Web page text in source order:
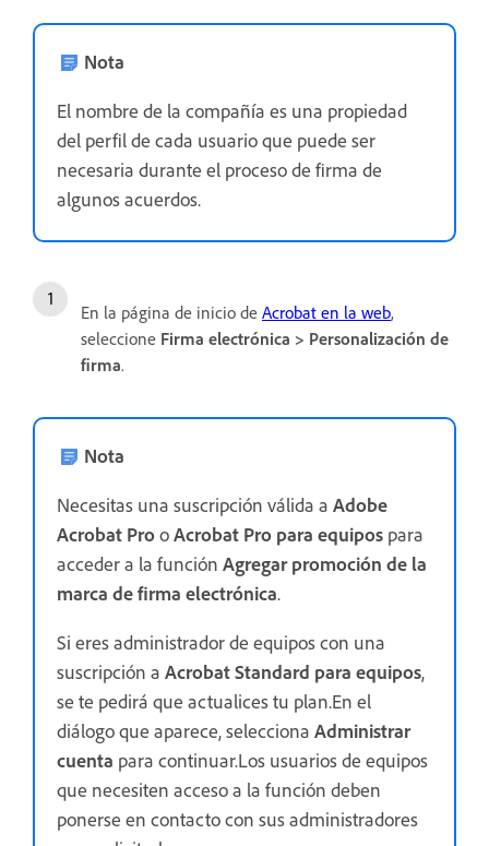
Nota
El nombre de la compañía es una propiedad
del perfil de cada usuario que puede ser
necesaria durante el proceso de firma de
algunos acuerdos.
En la página de inicio de Acrobat en la web,
seleccione Firma electrónica > Personalización de
firma.
Nota
Necesitas una suscripción válida a Adobe
Acrobat ProoAcrobat Pro para equipos para
acceder a la función Agregar promoción de la
marca de firma electrónica.
Si eres administrador de equipos con una
suscripción a Acrobat Standard para equipos,
se te pedirá que actualices tu plan.En el
diálogo que aparece, selecciona Administrar
cuenta para continuar.Los usuarios de equipos
que necesiten acceso a la función deben
ponerse en contacto con sus administradores